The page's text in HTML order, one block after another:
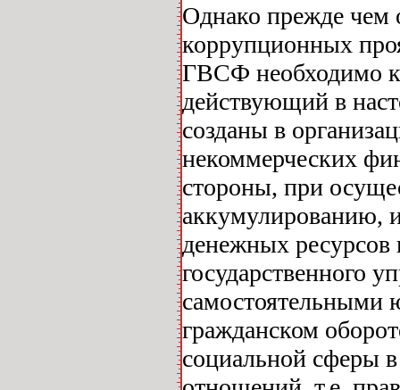
Однако прежде чем
коррупционных
ГВСФ необходимо
действующий в
созданы в
некоммерческих
стороны, при
аккумулированию,
денежных
государственного
гражданском
социальной сферы